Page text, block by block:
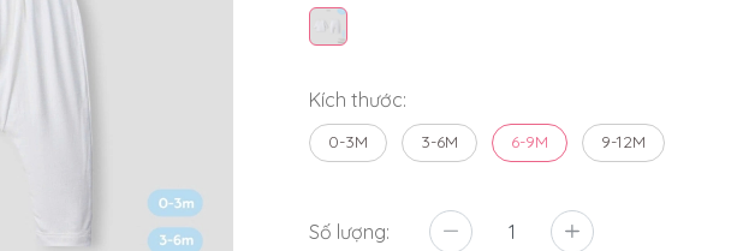
Kích thước:
0-3M 3-6M 6-9M 9-12M
Số lượng: